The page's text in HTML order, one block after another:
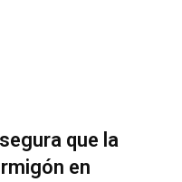
que la
en